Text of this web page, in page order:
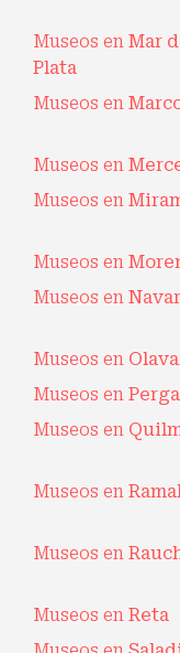
Museos en Mar
Plata
Museos en
Museos en
Museos en
Museos en
Museos en
Museos en
Museos en
Museos en
Museos en
Museos en
Museos en Reta